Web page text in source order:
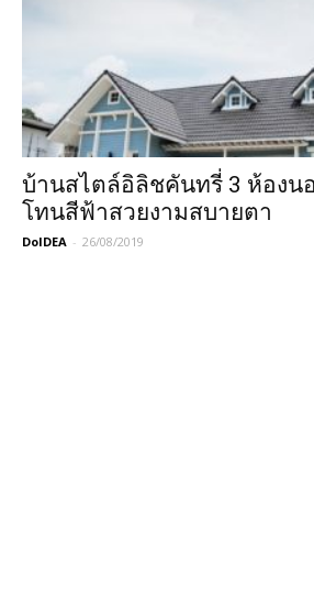
บ้านสไตล์อิลิชคันทรี่ 3 ห้องน
โทนสีฟ้าสวยงามสบายตา
DoIDEA - 26/08/2019